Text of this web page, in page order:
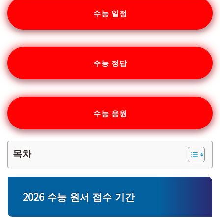
수능 일정
수능 정답
수능 응원
목차
2026 수능 원서 접수 기간